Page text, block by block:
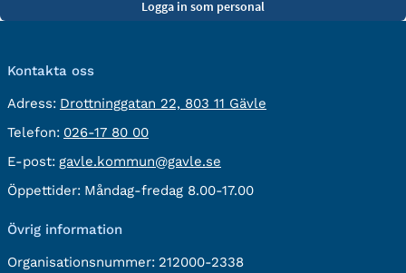
Kontakta oss
Adress: besöksadress:
Drottninggatan 22, 803 11 Gävle
Telefon: Telefon:
026-17 80 00
E-post: E-
post:
gavle.kommun@gavle.se
Öppettider: Måndag-fredag 8.00-17.00
Övrig information
Organisationsnummer: 212000-2338